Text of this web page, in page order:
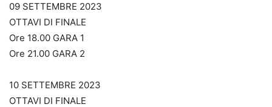
09 SETTEMBRE 2023
OTTAVI DI FINALE
Ore 18.00 GARA 1
Ore 21.00 GARA 2
10 SETTEMBRE 2023
OTTAVI DI FINALE